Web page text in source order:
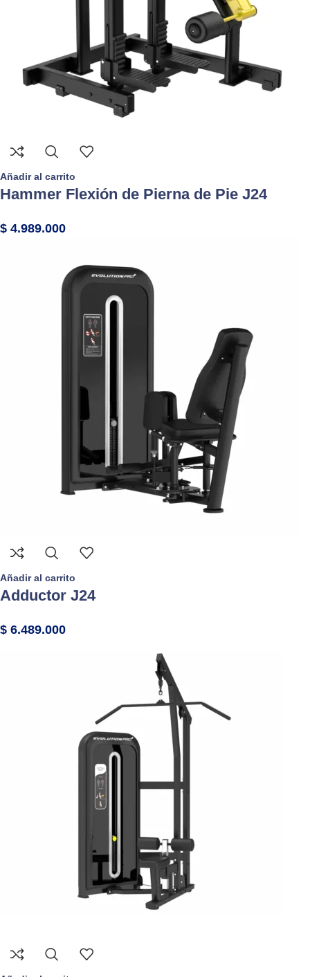
Añadir al carrito
Hammer Flexión de Pierna de Pie J24
$ 4.989.000
Añadir al carrito
Adductor J24
$ 6.489.000